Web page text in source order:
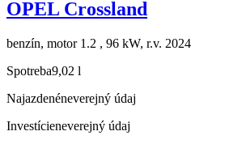
OPEL Crossland
benzín, motor 1.2 , 96 kW, r.v. 2024
Spotreba9,02 l
Najazdenéneverejný údaj
Investícieneverejný údaj